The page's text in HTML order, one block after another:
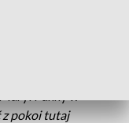
z pokoi tutaj